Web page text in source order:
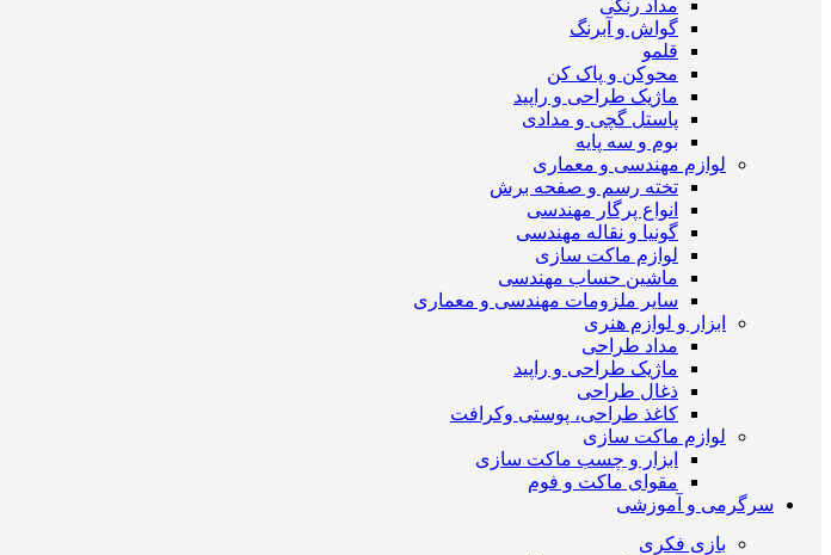
مداد رنگی
گواش و آبرنگ
قلمو
محوکن و پاک کن
ماژیک طراحی و راپید
پاستل گچی و مدادی
بوم و سه پایه
لوازم مهندسی و معماری
تخته رسم و صفحه برش
انواع پرگار مهندسی
گونیا و نقاله مهندسی
لوازم ماکت سازی
ماشین حساب مهندسی
سایر ملزومات مهندسی و معماری
ابزار و لوازم هنری
مداد طراحی
ماژیک طراحی و راپید
ذغال طراحی
کاغذ طراحی، پوستی وکرافت
لوازم ماکت سازی
ابزار و چسب ماکت سازی
مقوای ماکت و فوم
سرگرمی و آموزشی
بازی فکری